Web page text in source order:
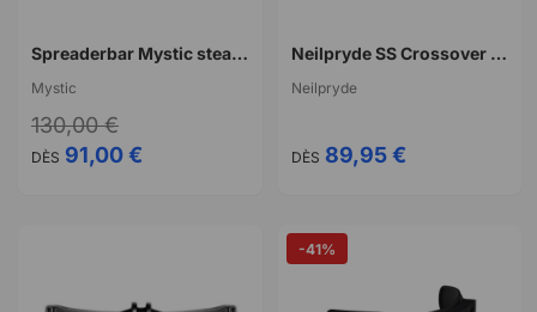
Spreaderbar Mystic stealth bar windsurf generation 3 noir
Mystic
DÈS 91,00 €
130,00 €
Neilpryde SS Crossover SpreaderBarEZ
Neilpryde
DÈS 89,95 €
-41%